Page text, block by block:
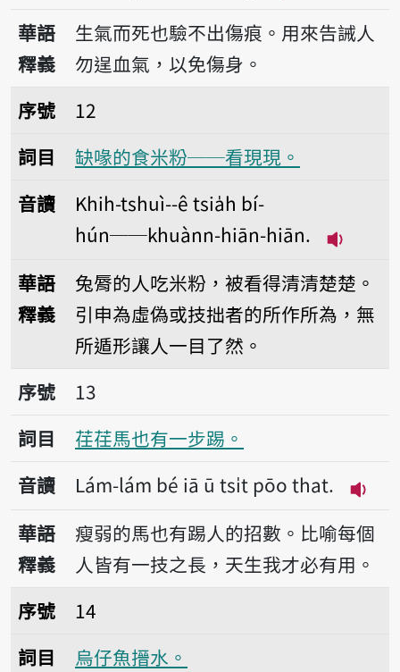
播放音讀Khì-
華語
釋義
生氣而死也驗不出傷痕。用來告誡人
勿逞血氣，以免傷身。
序號12缺喙的食米粉──看現現。
序號
12
詞目
缺喙的食米粉──看現現。
音讀
Khih-tshuì--ê tsia̍h bí-
hún──khuànn-hiān-hiān.
華語
釋義
兔脣的人吃米粉，被看得清清楚楚。
引申為虛偽或技拙者的所作所為，無
所遁形讓人一目了然。
序號13荏荏馬也有一步踢。
序號
13
詞目
荏荏馬也有一步踢。
音讀
Lám-lám bé iā ū tsi̍t pōo that.
播
華語
釋義
瘦弱的馬也有踢人的招數。比喻每個
人皆有一技之長，天生我才必有用。
序號14烏仔魚搢水。
序號
14
詞目
烏仔魚搢水。